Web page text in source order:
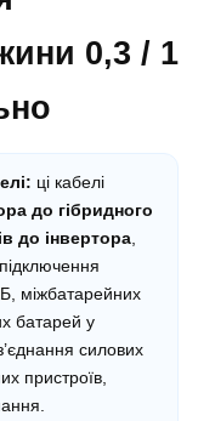
0,3 / 1
ці кабелі
до гібридного
до інвертора,
міжбатарейних
батарей у
силових
пристроїв,